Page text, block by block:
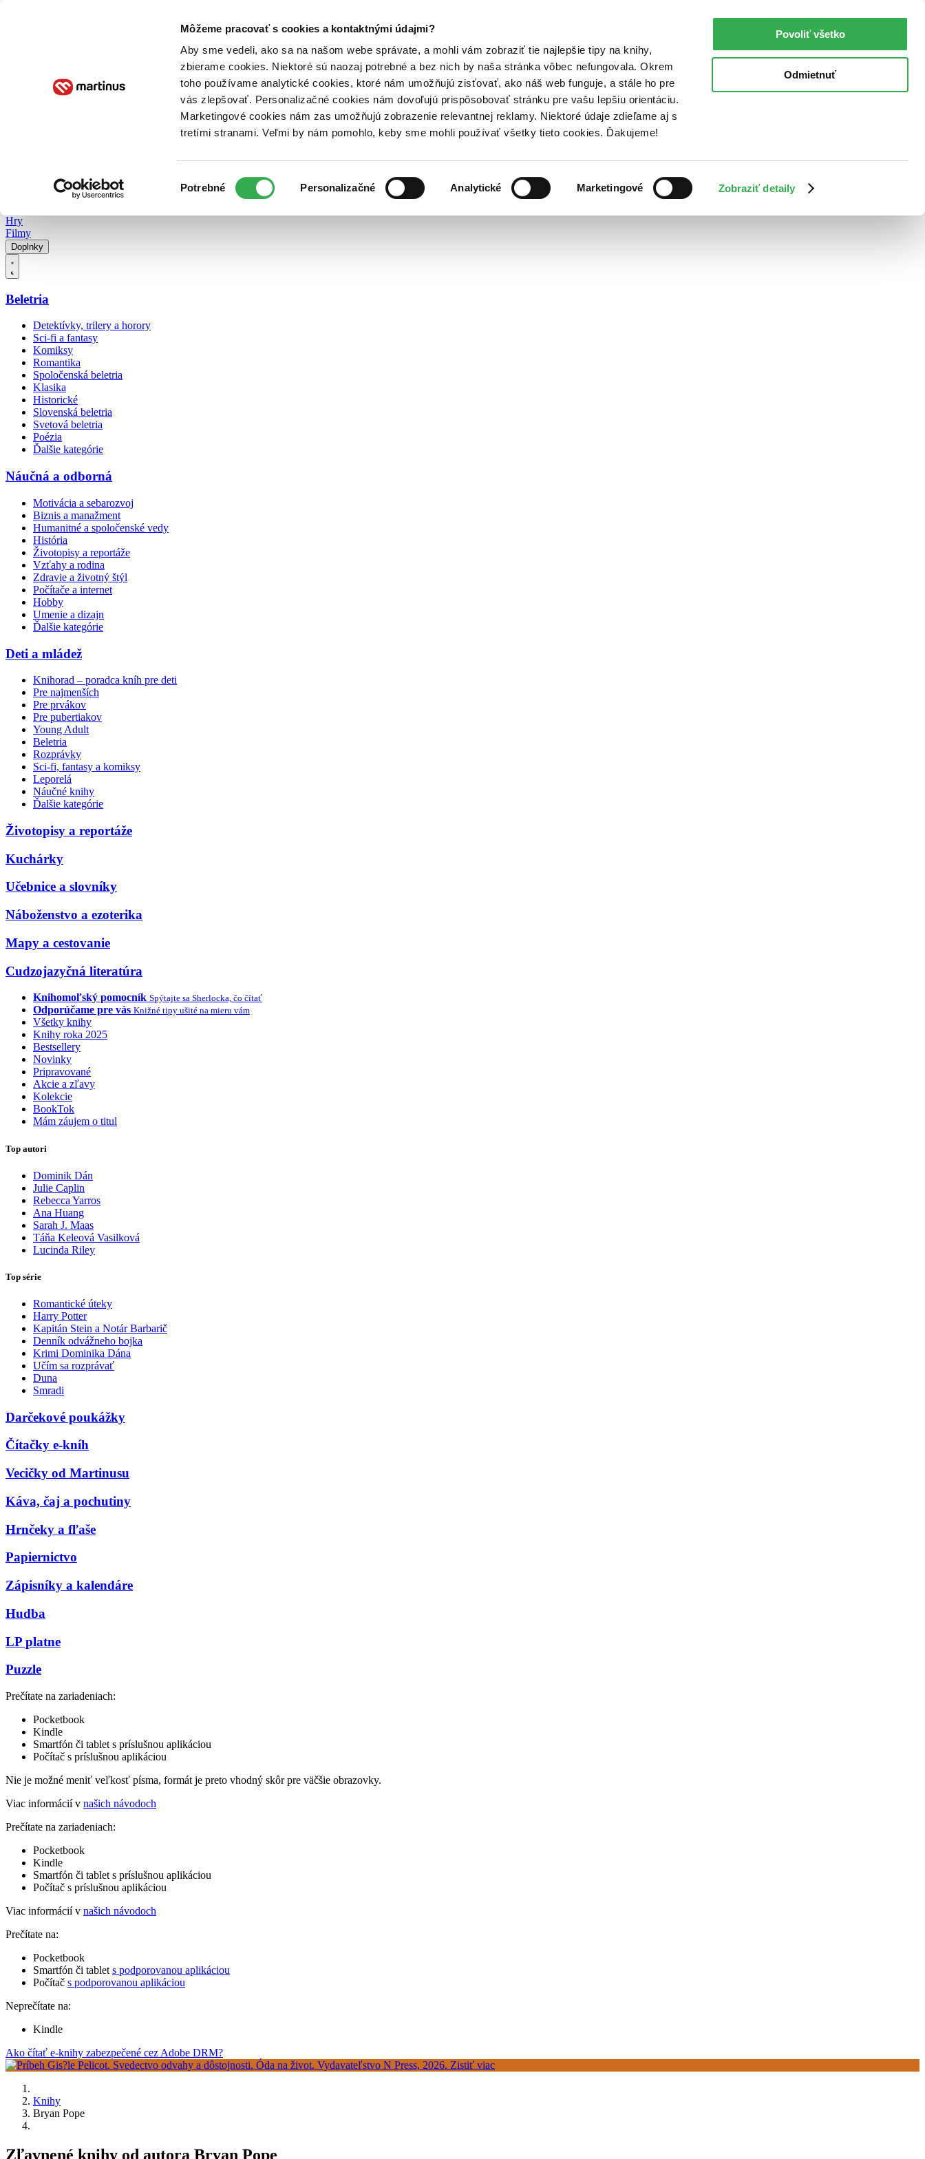
Môžeme pracovať s cookies a kontaktnými údajmi?
Aby sme vedeli, ako sa na našom webe správate, a mohli vám zobraziť tie najlepšie tipy na knihy,
zbierame cookies. Niektoré sú naozaj potrebné a bez nich by naša stránka vôbec nefungovala. Okrem
toho používame analytické cookies, ktoré nám umožňujú zisťovať, ako náš web funguje, a stále ho pre
vás zlepšovať. Personalizačné cookies nám dovoľujú prispôsobovať stránku pre vašu lepšiu orientáciu.
Marketingové cookies nám zas umožňujú zobrazenie relevantnej reklamy. Niektoré údaje zdieľame aj s
tretími stranami. Veľmi by nám pomohlo, keby sme mohli používať všetky tieto cookies. Ďakujeme!
súhlasu
Potrebné Personalizačné Analytické Marketingové Zobraziť detaily
Povoliť všetko
Odmietnuť
Poukážky Kontakt
Hry
Filmy
Doplnky
Beletria
Detektívky, trilery a horory
Sci-fi a fantasy
Komiksy
Romantika
Spoločenská beletria
Klasika
Historické
Slovenská beletria
Svetová beletria
Poézia
Ďalšie kategórie
Náučná a odborná
Motivácia a sebarozvoj
Biznis a manažment
Humanitné a spoločenské vedy
História
Životopisy a reportáže
Vzťahy a rodina
Zdravie a životný štýl
Počítače a internet
Hobby
Umenie a dizajn
Ďalšie kategórie
Deti a mládež
Knihorad – poradca kníh pre deti
Pre najmenších
Pre prvákov
Pre pubertiakov
Young Adult
Beletria
Rozprávky
Sci-fi, fantasy a komiksy
Leporelá
Náučné knihy
Ďalšie kategórie
Životopisy a reportáže
Kuchárky
Učebnice a slovníky
Náboženstvo a ezoterika
Mapy a cestovanie
Cudzojazyčná literatúra
Knihomoľský pomocník Spýtajte sa Sherlocka, čo čítať
Odporúčame pre vás Knižné tipy ušité na mieru vám
Všetky knihy
Knihy roka 2025
Bestsellery
Novinky
Pripravované
Akcie a zľavy
Kolekcie
BookTok
Mám záujem o titul
Top autori
Dominik Dán
Julie Caplin
Rebecca Yarros
Ana Huang
Sarah J. Maas
Táňa Keleová Vasilková
Lucinda Riley
Top série
Romantické úteky
Harry Potter
Kapitán Stein a Notár Barbarič
Denník odvážneho bojka
Krimi Dominika Dána
Učím sa rozprávať
Duna
Smradi
Darčekové poukážky
Čítačky e-kníh
Vecičky od Martinusu
Káva, čaj a pochutiny
Hrnčeky a fľaše
Papiernictvo
Zápisníky a kalendáre
Hudba
LP platne
Puzzle
Prečítate na zariadeniach:
Pocketbook
Kindle
Smartfón či tablet s príslušnou aplikáciou
Počítač s príslušnou aplikáciou
Nie je možné meniť veľkosť písma, formát je preto vhodný skôr pre väčšie obrazovky.
Viac informácií v našich návodoch
Prečítate na zariadeniach:
Pocketbook
Kindle
Smartfón či tablet s príslušnou aplikáciou
Počítač s príslušnou aplikáciou
Viac informácií v našich návodoch
Prečítate na:
Pocketbook
Smartfón či tablet s podporovanou aplikáciou
Počítač s podporovanou aplikáciou
Neprečítate na:
Kindle
Ako čítať e-knihy zabezpečené cez Adobe DRM?
Knihy
Bryan Pope
Zľavnené knihy od autora Bryan Pope